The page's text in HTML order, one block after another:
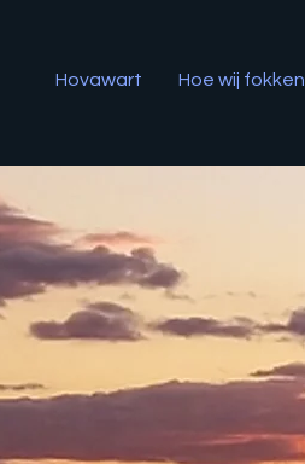
Hovawart Hoe wij fokken